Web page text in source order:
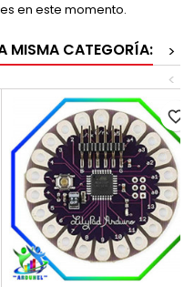
en este momento.
MISMA CATEGORÍA:
>
<
favorite_border